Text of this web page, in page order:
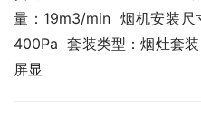
量：19m3/min  烟机安装
400Pa  套装类型：烟灶套
屏显